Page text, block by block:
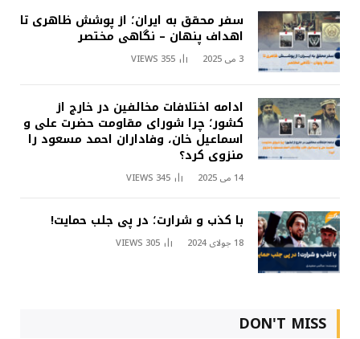
سفر محقق به ایران؛ از پوشش ظاهری تا
اهداف پنهان – نگاهی مختصر
3 می 2025 355
VIEWS
ادامه اختلافات مخالفین در خارج از
کشور؛ چرا شورای مقاومت حضرت علی و
اسماعیل خان، وفاداران احمد مسعود را
منزوی کرد؟
14 می 2025 345
VIEWS
با کذب و شرارت؛ در پی جلب حمایت!
18 جولای 2024 305
VIEWS
DON'T MISS